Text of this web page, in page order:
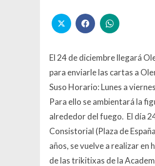
El 24 de diciembre llegará
para enviarle las cartas a
Suso Horario: Lunes a
Para ello se ambientará la
alrededor del fuego. El día
Consistorial (Plaza de
años, se vuelve a realizar en
de las trikitixas de la